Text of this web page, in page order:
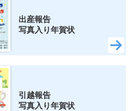
出産報告
写真入り年賀状
引越報告
写真入り年賀状